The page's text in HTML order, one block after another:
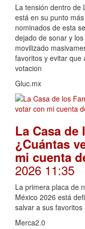
La tensión dentro de
está en su punto
nominados de esta
dejado de sonar y
movilizado
favoritos y evitar
votacion
Gluc.mx
La Casa
¿Cuántas
mi cuenta
2026 11:35
La primera placa de
México 2026 está
salvar a sus favoritos
Merca2.0